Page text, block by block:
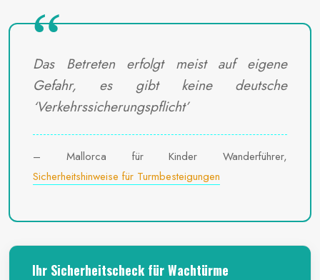
Das Betreten erfolgt meist auf eigene
Gefahr, es gibt keine deutsche
‘Verkehrssicherungspflicht’
– Mallorca für Kinder Wanderführer,
Sicherheitshinweise für Turmbesteigungen
Ihr Sicherheitscheck für Wachtürme